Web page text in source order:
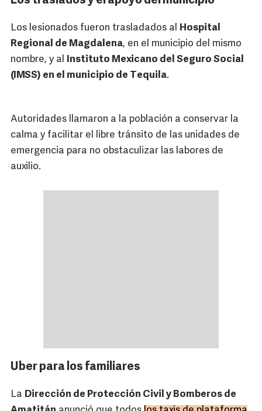
Los lesionados fueron trasladados al Hospital
Regional de Magdalena, en el municipio del mismo
nombre, y al Instituto Mexicano del Seguro Social
(IMSS) en el municipio de Tequila.
Autoridades llamaron a la población a conservar la
calma y facilitar el libre tránsito de las unidades de
emergencia para no obstaculizar las labores de
auxilio.
Uber para los familiares
La Dirección de Protección Civil y Bomberos de